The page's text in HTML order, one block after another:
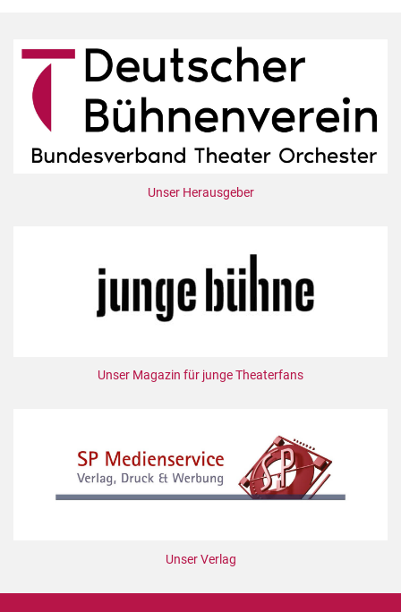
Unser Herausgeber
Unser Magazin für junge Theaterfans
Unser Verlag